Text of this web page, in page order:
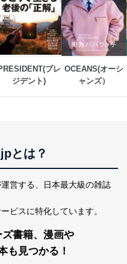
用目的であり、下記4.の
だきます。
ー（提携企業）様又は
だきますようお願い致し
て
切に管理し､あらかじめ
得ることが困難であると
健全な育成の推進のため
て、本人の同意を得るこ
体またはその委託を受け
、本人の同意を得ること
を及ぼすおそれがあると
プレ
ジデント)
OCEANS(オーシ
ャンズ）
とは？
営する、
日本最大級の雑誌
ビスに特化しています。
書籍、漫画や
も見つかる！